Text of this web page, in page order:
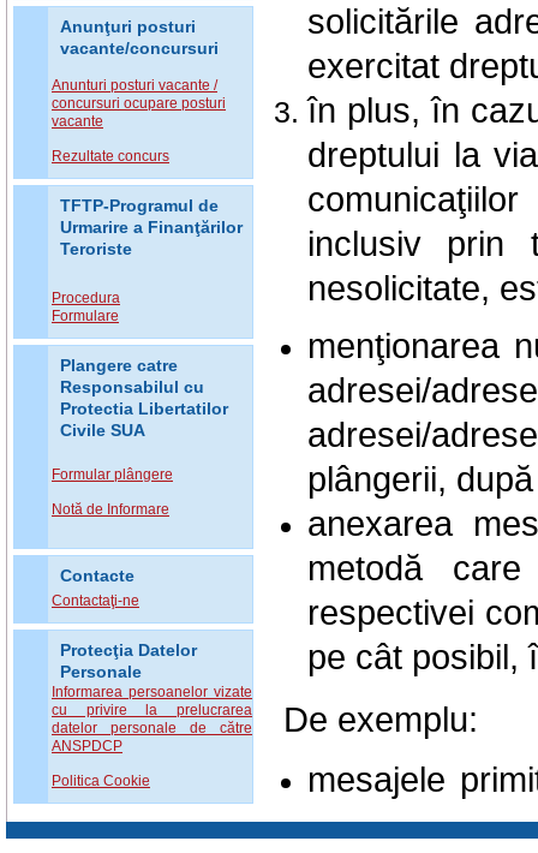
Anunţuri posturi
vacante/concursuri
Anunturi posturi vacante /
concursuri ocupare posturi
vacante
Rezultate concurs
TFTP-Programul de
Urmarire a Finanţărilor
Teroriste
Procedura
Formulare
Plangere catre
Responsabilul cu
Protectia Libertatilor
Civile SUA
Formular plângere
Notă de Informare
Contacte
Contactaţi-ne
Protecţia Datelor
Personale
Informarea persoanelor vizate
cu privire la prelucrarea
datelor personale de către
ANSPDCP
Politica Cookie
solicitările
exercitat
în plus, în
dreptului la
inclusiv prin
nesolicitate,
menţionarea
adresei/
adresei/
plângerii,
anexarea
metodă
respectivei
pe cât posibil,
De exemplu:
mesajele
metoda